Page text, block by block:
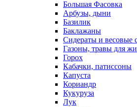
Большая Фасовка
Арбузы, дыни
Базилик
Баклажаны
Сидераты и весовые
Газоны, травы для
Горох
Кабачки, патиссоны
Капуста
Кориандр
Кукуруза
Лук